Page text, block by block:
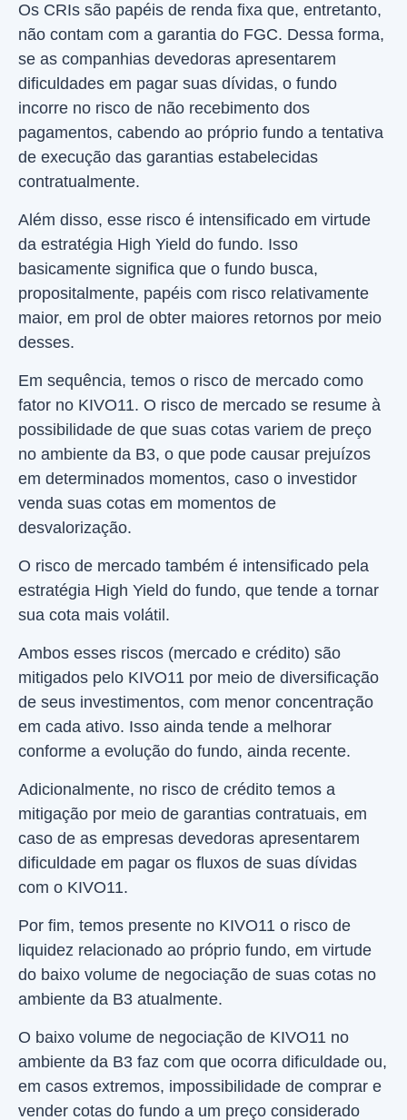
Os CRIs são papéis de renda fixa que, entretanto,
não contam com a garantia do FGC. Dessa forma,
se as companhias devedoras apresentarem
dificuldades em pagar suas dívidas, o fundo
incorre no risco de não recebimento dos
pagamentos, cabendo ao próprio fundo a tentativa
de execução das garantias estabelecidas
contratualmente.
Além disso, esse risco é intensificado em virtude
da estratégia High Yield do fundo. Isso
basicamente significa que o fundo busca,
propositalmente, papéis com risco relativamente
maior, em prol de obter maiores retornos por meio
desses.
Em sequência, temos o risco de mercado como
fator no KIVO11. O risco de mercado se resume à
possibilidade de que suas cotas variem de preço
no ambiente da B3, o que pode causar prejuízos
em determinados momentos, caso o investidor
venda suas cotas em momentos de
desvalorização.
O risco de mercado também é intensificado pela
estratégia High Yield do fundo, que tende a tornar
sua cota mais volátil.
Ambos esses riscos (mercado e crédito) são
mitigados pelo KIVO11 por meio de diversificação
de seus investimentos, com menor concentração
em cada ativo. Isso ainda tende a melhorar
conforme a evolução do fundo, ainda recente.
Adicionalmente, no risco de crédito temos a
mitigação por meio de garantias contratuais, em
caso de as empresas devedoras apresentarem
dificuldade em pagar os fluxos de suas dívidas
com o KIVO11.
Por fim, temos presente no KIVO11 o risco de
liquidez relacionado ao próprio fundo, em virtude
do baixo volume de negociação de suas cotas no
ambiente da B3 atualmente.
O baixo volume de negociação de KIVO11 no
ambiente da B3 faz com que ocorra dificuldade ou,
em casos extremos, impossibilidade de comprar e
vender cotas do fundo a um preço considerado